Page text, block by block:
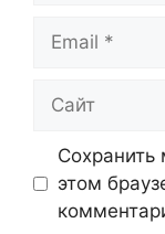
Email
Сайт
Сохранить
этом